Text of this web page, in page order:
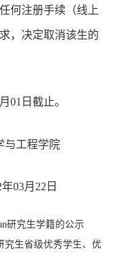
何注册手续（线上
，决定取消该生的
01日截止。
学与工程学院
年03月22日
研究生学籍的公​示
究生省级优秀学生、优